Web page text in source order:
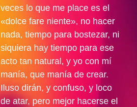
veces lo que me place es el
«dolce fare niente», no hacer
nada, tiempo para bostezar, ni
siquiera hay tiempo para ese
acto tan natural, y yo con mí
manía, que manía de crear.
Iluso dirán, y confuso, y loco
de atar, pero mejor hacerse el